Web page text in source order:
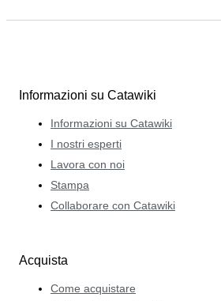
Informazioni su Catawiki
Informazioni su Catawiki
I nostri esperti
Lavora con noi
Stampa
Collaborare con Catawiki
Acquista
Come acquistare